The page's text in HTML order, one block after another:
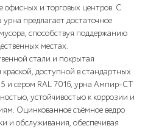
офисных и торговых центров. С
предлагает достаточное
способствуя поддержанию
местах.
стали и покрытая
доступной в стандартных
и сером RAL 7016, урна Ампир-СТ
устойчивостью к коррозии и
Оцинкованное съёмное ведро
и обслуживания, обеспечивая